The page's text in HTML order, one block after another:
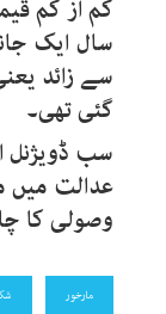
سال ایک
سے زائد
گئی تھی۔
سب ڈویژنل
وصولی کا
مارخور